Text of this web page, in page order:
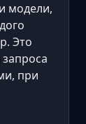
модели,
Это
при